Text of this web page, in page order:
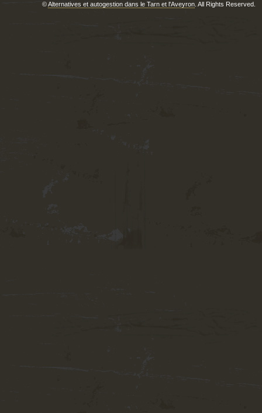
©Alternatives et autogestion dans le Tarn et l'Aveyron. All Rights Reserved.